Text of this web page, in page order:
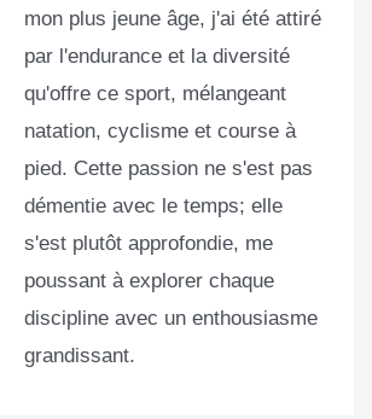
mon plus jeune âge, j'ai été attiré
par l'endurance et la diversité
qu'offre ce sport, mélangeant
natation, cyclisme et course à
pied. Cette passion ne s'est pas
démentie avec le temps; elle
s'est plutôt approfondie, me
poussant à explorer chaque
discipline avec un enthousiasme
grandissant.